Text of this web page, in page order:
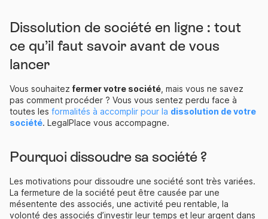
Dissolution de société en ligne : tout
ce qu’il faut savoir avant de vous
lancer
Vous souhaitez fermer votre société , mais vous ne savez
pas comment procéder ? Vous vous sentez perdu face à
toutes les formalités à accomplir pour la dissolution de votre
société. LegalPlace vous accompagne.
Pourquoi dissoudre sa société ?
Les motivations pour dissoudre une société sont très variées.
La fermeture de la société peut être causée par une
mésentente des associés, une activité peu rentable, la
volonté des associés d’investir leur temps et leur argent dans